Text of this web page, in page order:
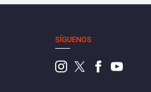
SÍGUENOS